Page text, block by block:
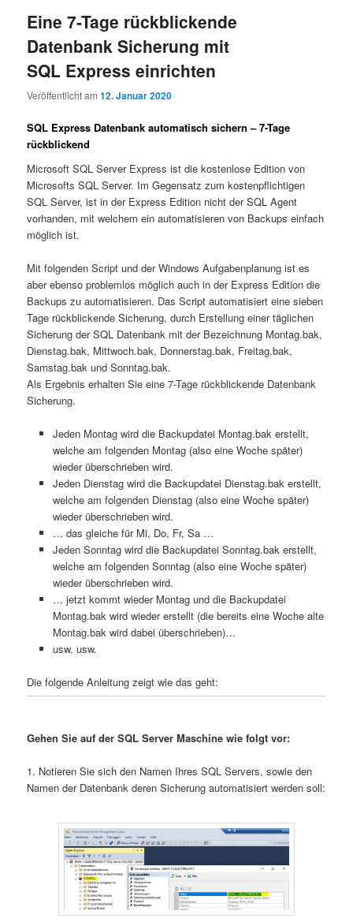
Eine 7-Tage rückblickende
Datenbank Sicherung mit
SQL Express einrichten
Veröffentlicht am12. Januar 2020
SQL Express Datenbank automatisch sichern – 7-Tage
rückblickend
Microsoft SQL Server Express ist die kostenlose Edition von
Microsofts SQL Server. Im Gegensatz zum kostenpflichtigen
SQL Server, ist in der Express Edition nicht der SQL Agent
vorhanden, mit welchem ein automatisieren von Backups einfach
möglich ist.
Mit folgenden Script und der Windows Aufgabenplanung ist es
aber ebenso problemlos möglich auch in der Express Edition die
Backups zu automatisieren. Das Script automatisiert eine sieben
Tage rückblickende Sicherung, durch Erstellung einer täglichen
Sicherung der SQL Datenbank mit der Bezeichnung Montag.bak,
Dienstag.bak, Mittwoch.bak, Donnerstag.bak, Freitag.bak,
Samstag.bak und Sonntag.bak.
Als Ergebnis erhalten Sie eine 7-Tage rückblickende Datenbank
Sicherung.
Jeden Montag wird die Backupdatei Montag.bak erstellt,
welche am folgenden Montag (also eine Woche später)
wieder überschrieben wird.
Jeden Dienstag wird die Backupdatei Dienstag.bak erstellt,
welche am folgenden Dienstag (also eine Woche später)
wieder überschrieben wird.
… das gleiche für Mi, Do, Fr, Sa …
Jeden Sonntag wird die Backupdatei Sonntag.bak erstellt,
welche am folgenden Sonntag (also eine Woche später)
wieder überschrieben wird.
… jetzt kommt wieder Montag und die Backupdatei
Montag.bak wird wieder erstellt (die bereits eine Woche alte
Montag.bak wird dabei überschrieben)…
usw. usw.
Die folgende Anleitung zeigt wie das geht:
Gehen Sie auf der SQL Server Maschine wie folgt vor:
1. Notieren Sie sich den Namen Ihres SQL Servers, sowie den
Namen der Datenbank deren Sicherung automatisiert werden soll: